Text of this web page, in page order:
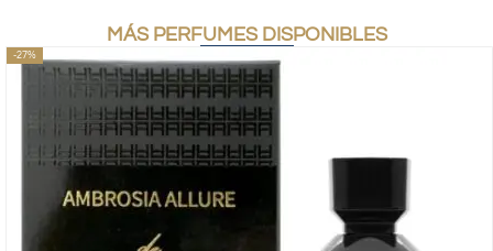
MÁS PERFUMES DISPONIBLES
-27%